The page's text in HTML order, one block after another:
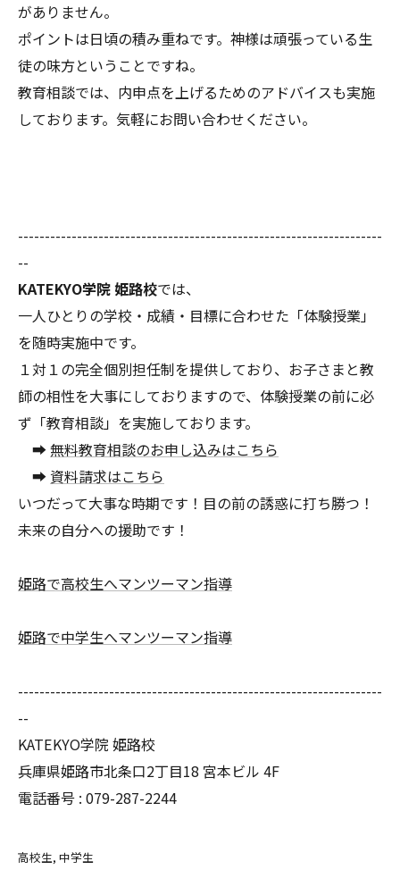
がありません。
ポイントは日頃の積み重ねです。神様は頑張っている生
徒の味方ということですね。
教育相談では、内申点を上げるためのアドバイスも実施
しております。気軽にお問い合わせください。
--------------------------------------------------------------------
--
KATEKYO学院 姫路校では、
一人ひとりの学校・成績・目標に合わせた「体験授業」
を随時実施中です。
１対１の完全個別担任制を提供しており、お子さまと教
師の相性を大事にしておりますので、体験授業の前に必
ず「教育相談」を実施しております。
➡無料教育相談のお申し込みはこちら
➡ 資料請求はこちら
いつだって大事な時期です！目の前の誘惑に打ち勝つ！
未来の自分への援助です！
姫路で高校生へマンツーマン指導
姫路で中学生へマンツーマン指導
--------------------------------------------------------------------
--
KATEKYO学院 姫路校
兵庫県姫路市北条口2丁目18 宮本ビル 4F
電話番号 : 079-287-2244
高校生 中学生